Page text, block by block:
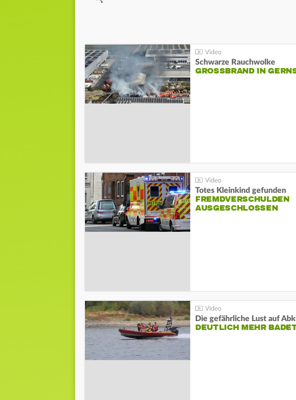
Schwarze Rauchwolke
GROSSBRAND IN
Totes Kleinkind gefunden
FREMDVERSCHULDEN
AUSGESCHLOSSEN
Die gefährliche Lust auf
DEUTLICH MEHR